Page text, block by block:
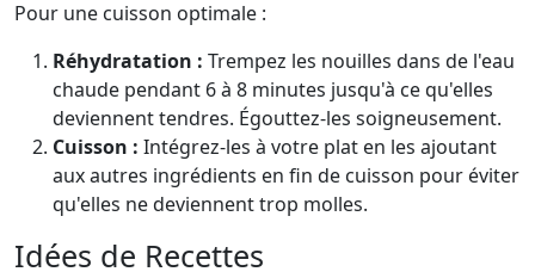
Pour une cuisson optimale :
Réhydratation : Trempez les nouilles dans de l'eau
chaude pendant 6 à 8 minutes jusqu'à ce qu'elles
deviennent tendres. Égouttez-les soigneusement.
Cuisson : Intégrez-les à votre plat en les ajoutant
aux autres ingrédients en fin de cuisson pour éviter
qu'elles ne deviennent trop molles.
Idées de Recettes